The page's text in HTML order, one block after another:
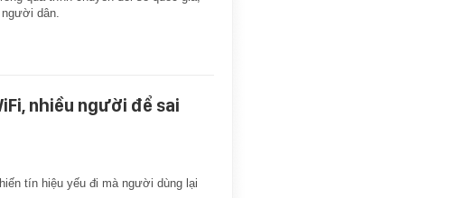
dân.
nhiều người để sai
tín hiệu yếu đi mà người dùng lại